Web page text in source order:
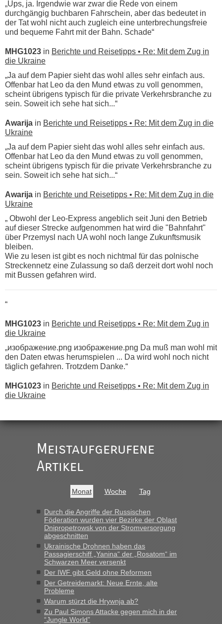
„Ups, ja. Irgendwie war zwar die Rede von einem
durchgängig buchbaren Fahrschein, aber das bedeutet in
der Tat wohl nicht auch zugleich eine unterbrechungsfreie
und bequeme Fahrt mit der Bahn. Schade“
MHG1023 in Berichte und Reisetipps • Re: Mit dem Zug in
die Ukraine
„Ja auf dem Papier sieht das wohl alles sehr einfach aus.
Offenbar hat Leo da den Mund etwas zu voll genommen,
scheint übrigens typisch für die private Verkehrsbranche zu
sein. Soweit ich sehe hat sich...“
Awarija in Berichte und Reisetipps • Re: Mit dem Zug in die
Ukraine
„Ja auf dem Papier sieht das wohl alles sehr einfach aus.
Offenbar hat Leo da den Mund etwas zu voll genommen,
scheint übrigens typisch für die private Verkehrsbranche zu
sein. Soweit ich sehe hat sich...“
Awarija in Berichte und Reisetipps • Re: Mit dem Zug in die
Ukraine
„ Obwohl der Leo-Express angeblich seit Juni den Betrieb
auf dieser Strecke aufgenommen hat wird die "Bahnfahrt"
über Przemysl nach UA wohl noch lange Zukunftsmusik
bleiben.
Wie zu lesen ist gibt es noch nichtmal für das polnische
Streckennetz eine Zulassung so daß derzeit dort wohl noch
mit Bussen gefahren wird.
“
MHG1023 in Berichte und Reisetipps • Re: Mit dem Zug in
die Ukraine
„изображение.png изображение.png Da muß man wohl mit
den Daten etwas herumspielen ... Da wird wohl noch nicht
täglich gefahren. Trotzdem Danke.“
MHG1023 in Berichte und Reisetipps • Re: Mit dem Zug in
die Ukraine
Ist korrekt, aber ich finde man hätte trotzdem im Text gleich
darauf hinweisen können.
War aber nicht "böse" gemeint ...
buchbar - warum auch immer ...
Hab´s versucht - bekomme aber immer angezeigt "auf dieser
Strecke fahren wir nicht"
inBerichte und Reisetipps • Re: Mit dem Zug in
die Ukraine
„Man sollte aber explizit dazu schreiben, daß es ein Zug von
LeoExpress ist - und nur auf deren Webseite kann man die
Fahrkarten kaufen. Zumindest ist es die erste Umsteigefreie
Verbindung von Deutschland...“
Meistaufgerufene
Artikel
Monat Woche Tag
Durch die Angriffe der Russischen
Föderation wurden vier Bezirke der Oblast
Dnipropetrowsk von der Stromversorgung
abgeschnitten
Ukrainische Drohnen haben das
Passagierschiff „Yanina“ der „Rosatom“ im
Schwarzen Meer versenkt
Der IWF gibt Geld ohne Reformen
Der Getreidemarkt: Neue Ernte, alte
Probleme
Warum stürzt die Hrywnja ab?
Zu Paul Simons Attacke gegen mich in der
“Jungle World”